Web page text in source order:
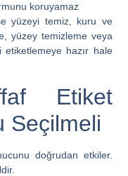
koruyamaz
yüzeyi temiz, kuru ve
yüzey temizleme veya
hazır hale
Etiket
Seçilmeli
doğrudan etkiler.